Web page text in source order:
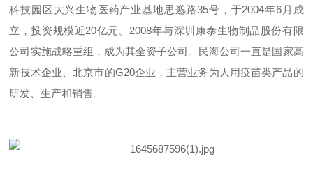
科技园区大兴生物医药产业基地思邈路35号，于2004年6月成
立，投资规模近20亿元。2008年与深圳康泰生物制品股份有限
公司实施战略重组，成为其全资子公司。民海公司一直是国家高
新技术企业、北京市的G20企业，主营业务为人用疫苗类产品的
研发、生产和销售。